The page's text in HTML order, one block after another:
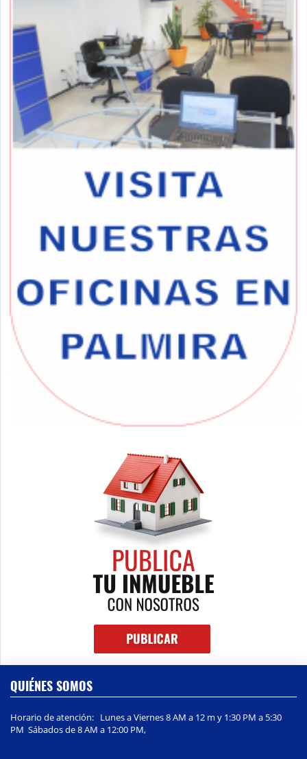
QUIÉNES SOMOS
Horario de atención: Lunes a Viernes 8 AM a 12 m y 1:30 PM a 5:30
PM Sábados de 8 AM a 12:00 PM,